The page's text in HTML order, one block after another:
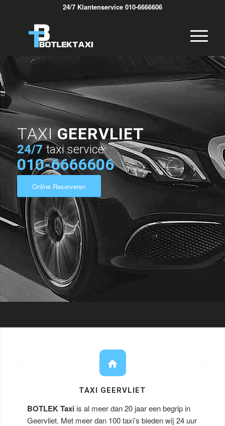
24/7 Klantenservice 010-6666606
TAXIGEERVLIET
24/7 taxi service
010-6666606
Online Reserveren
TAXI GEERVLIET
BOTLEK Taxi is al meer dan 20 jaar een begrip in
Geervliet. Met meer dan 100 taxi’s bieden wij 24 uur